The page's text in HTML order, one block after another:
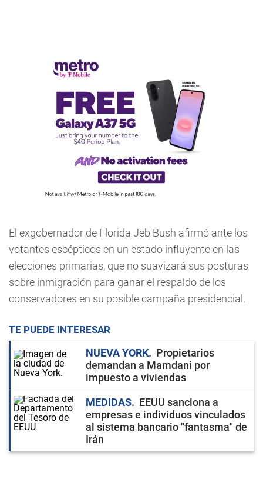
El exgobernador de Florida Jeb Bush afirmó ante los
votantes escépticos en un estado influyente en las
elecciones primarias, que no suavizará sus posturas
sobre inmigración para ganar el respaldo de los
conservadores en su posible campaña presidencial.
TE PUEDE INTERESAR
NUEVA YORK
Propietarios
demandan a Mamdani por
impuesto a viviendas
MEDIDAS
EEUU sanciona a
empresas e individuos vinculados
al sistema bancario "fantasma" de
Irán